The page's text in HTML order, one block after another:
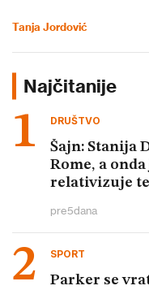
Tanja Jordović
Najčitanije
DRUŠTVO
Šajn: Stanija
Rome, a
relativizuje
pre5dana
SPORT
Parker se